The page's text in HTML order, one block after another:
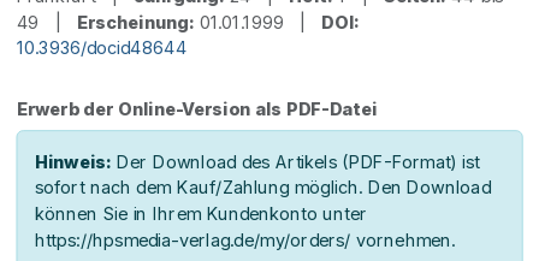
49 | Erscheinung: 01.01.1999 | DOI:
10.3936/docid48644
Erwerb der Online-Version als PDF-Datei
Hinweis: Der Download des Artikels (PDF-Format) ist
sofort nach dem Kauf/Zahlung möglich. Den Download
können Sie in Ihrem Kundenkonto unter
https://hpsmedia-verlag.de/my/orders/ vornehmen.